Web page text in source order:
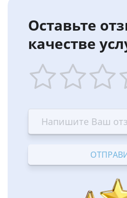
Оставьте
качестве
star
Terrible
stars
—
Bad
stars
—
OK
—